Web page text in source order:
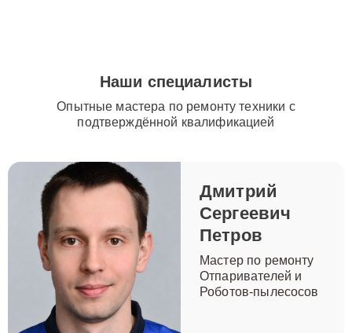
Наши специалисты
Опытные мастера по ремонту техники с
подтверждённой квалификацией
Дмитрий
Сергеевич
Петров
Мастер по ремонту
Отпаривателей и
Роботов-пылесосов